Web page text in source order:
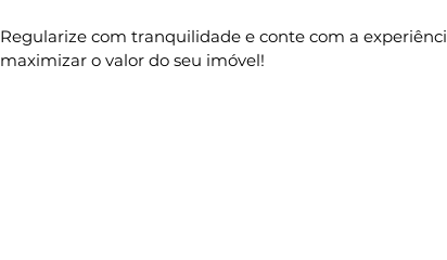
Regularize com tranquilidade e conte com a
maximizar o valor do seu imóvel!